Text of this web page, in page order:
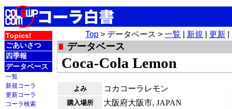
Topics!
ごあいさつ
四季報
データベース
一覧
新規コーラ
更新コーラ
コーラ検索
Top > データベース > 一覧 新規 更新
データベース
Coca-Cola Lemon
よみ コカコーラレモン
購入場所 大阪府大阪市, JAPAN